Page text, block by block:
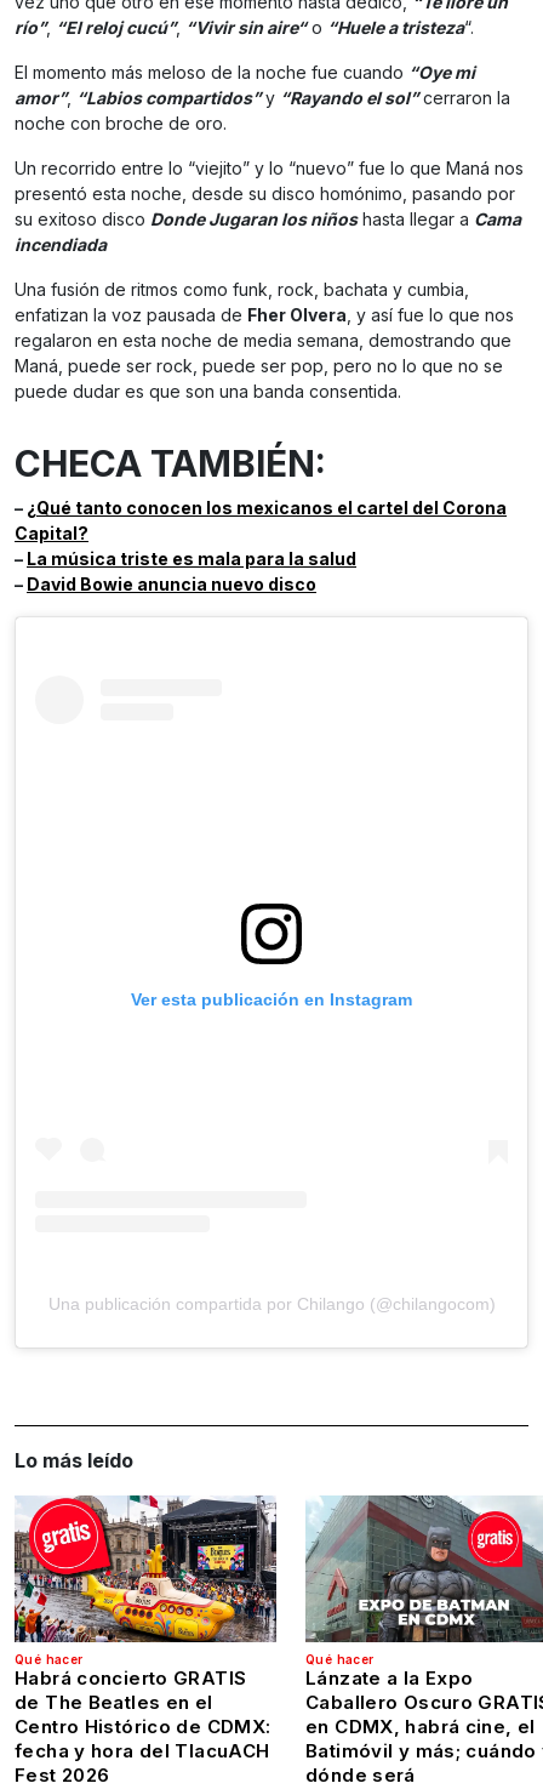
río”, “El reloj cucú”, “Vivir sin aire“o “Huele a tristeza“.
El momento más meloso de la noche fue cuando “Oye mi
amor”, “Labios compartidos”y “Rayando el sol”cerraron la
noche con broche de oro.
Un recorrido entre lo “viejito” y lo “nuevo” fue lo que Maná nos
presentó esta noche, desde su disco homónimo, pasando por
su exitoso disco Donde Jugaran los niñoshasta llegar a Cama
incendiada
Una fusión de ritmos como funk, rock, bachata y cumbia,
enfatizan la voz pausada de Fher Olvera , y así fue lo que nos
regalaron en esta noche de media semana, demostrando que
Maná, puede ser rock, puede ser pop, pero no lo que no se
puede dudar es que son una banda consentida.
CHECA TAMBIÉN:
– ¿Qué tanto conocen los mexicanos el cartel del Corona
Capital?
– La música triste es mala para la salud
– David Bowie anuncia nuevo disco
Ver esta publicación en Instagram
Una publicación compartida por Chilango (@chilangocom)
Lo más leído
Qué hacer
Habrá concierto GRATIS
de The Beatles en el
Centro Histórico de CDMX:
fecha y hora del TlacuACH
Fest 2026
Qué hacer
Lánzate a la Expo
Caballero Oscuro
en CDMX, habrá cine, el
Batimóvil y más; cuándo
dónde será